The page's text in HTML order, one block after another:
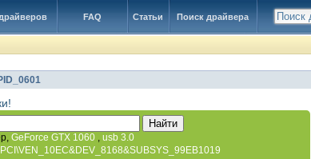
Поиск драйвера
Статьи
FAQ
GeForce GTX 1060 , usb 3.0
PCI\VEN_10EC&DEV_8168&SUBSYS_99EB1019